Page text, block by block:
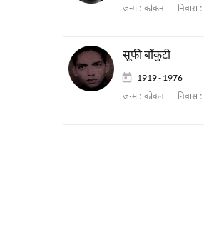
जन्म : कोकन निवास :
सूफी बाँकुटी
1919 - 1976
जन्म : कोकन निवास :